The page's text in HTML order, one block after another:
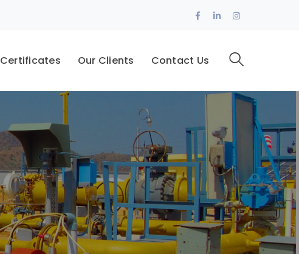
Facebook
LinkedInInstagram
Certificates Our Clients Contact Us